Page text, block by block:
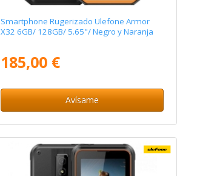
Smartphone Rugerizado Ulefone Armor
X32 6GB/ 128GB/ 5.65"/ Negro y Naranja
185,00 €
Avísame